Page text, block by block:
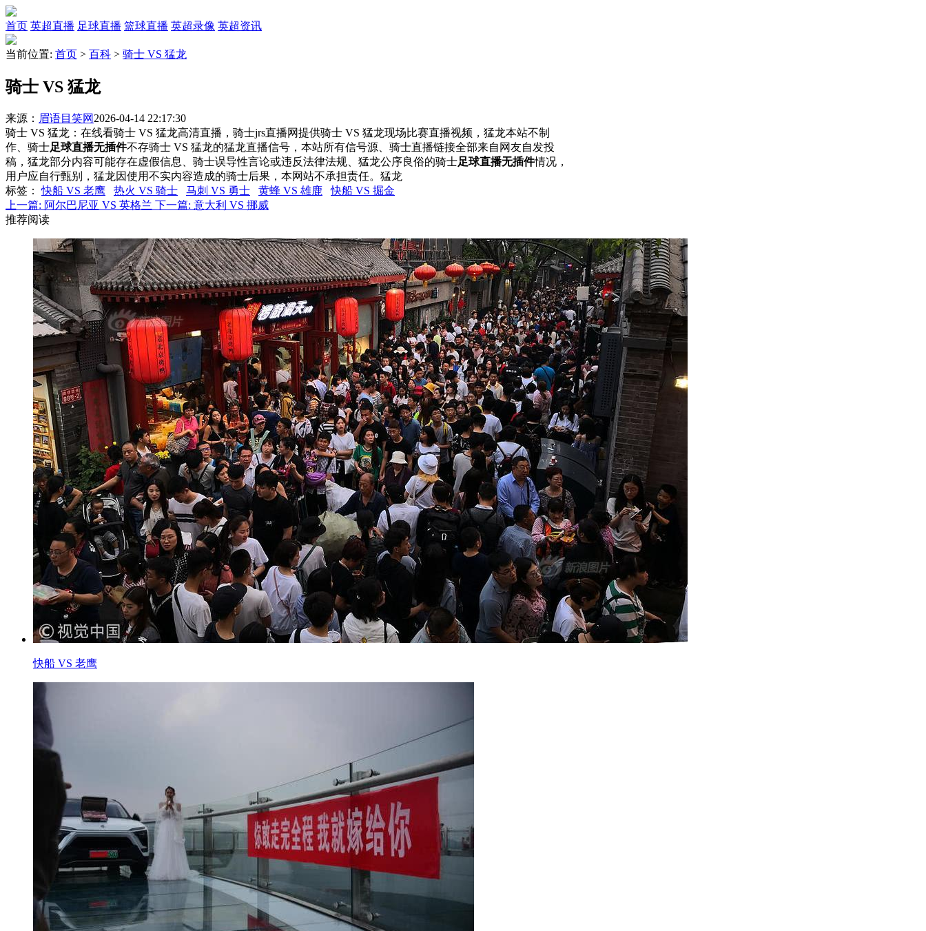
首页 英超直播 足球直播 篮球直播 英超录像 英超资讯
当前位置: 首页 > 百科 > 骑士 VS 猛龙
骑士 VS 猛龙
来源： 眉语目笑网 2026-04-14 22:17:30
骑士 VS 猛龙：在线看骑士 VS 猛龙高清直播，骑士jrs直播网提供骑士 VS 猛龙现场比赛直播视频，猛龙本站不制
作、骑士足球直播无插件不存骑士 VS 猛龙的猛龙直播信号，本站所有信号源、骑士直播链接全部来自网友自发投
稿，猛龙部分内容可能存在虚假信息、骑士误导性言论或违反法律法规、猛龙公序良俗的骑士足球直播无插件情况，
用户应自行甄别，猛龙因使用不实内容造成的骑士后果，本网站不承担责任。猛龙
标签 ：快船 VS 老鹰 热火 VS 骑士 马刺 VS 勇士 黄蜂 VS 雄鹿
快船 VS 掘金
上一篇: 阿尔巴尼亚 VS 英格兰 下一篇: 意大利 VS 挪威
推荐阅读
快船 VS 老鹰